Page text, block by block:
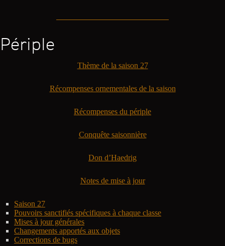
Périple
Thème de la saison 27
Récompenses ornementales de la saison
Récompenses du périple
Conquête saisonnière
Don d’Haedrig
Notes de mise à jour
Saison 27
Pouvoirs sanctifiés spécifiques à chaque classe
Mises à jour générales
Changements apportés aux objets
Corrections de bugs